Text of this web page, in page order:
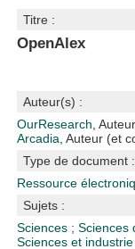
Titre :
OpenAlex
Auteur(s) :
OurResearch ,
Arcadia , Auteur (et
Type de document :
Ressource
Sujets :
Sciences ;Sciences
Sciences et industrie